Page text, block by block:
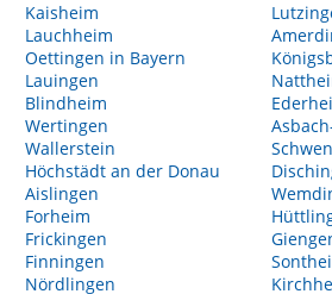
Kaisheim
Lauchheim
Oettingen in Bayern
Lauingen
Blindheim
Wertingen
Wallerstein
Höchstädt an der Donau
Aislingen
Forheim
Frickingen
Finningen
Nördlingen